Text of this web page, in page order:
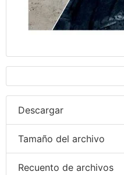
Descargar
Tamaño del archivo
Recuento de archivos